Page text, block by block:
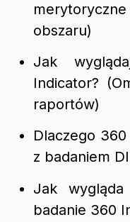
obszaru)
Jak
Indicator?
raportów)
Dlaczego
z badaniem
Jak
badanie 360